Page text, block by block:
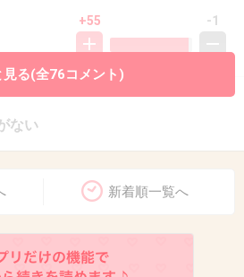
+55 -1
ない
に加害者に甘くて不気味
見る(全76コメント)
新着順一覧へ